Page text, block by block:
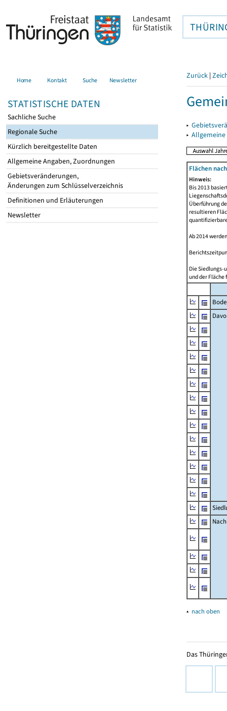
Home Kontakt Suche Newsletter
STATISTISCHE DATEN
Sachliche Suche
Regionale Suche
Kürzlich bereitgestellte Daten
Allgemeine Angaben, Zuordnungen
Gebietsveränderungen,
Änderungen zum Schlüsselverzeichnis
Definitionen und Erläuterungen
Newsletter
Zurück |
▸
▸
Flächen
Hinweis:
Bis 2013
Überführung
resultieren
Ab 2014
Die Siedlungs-
und der Fläche
▴ nach oben
Das